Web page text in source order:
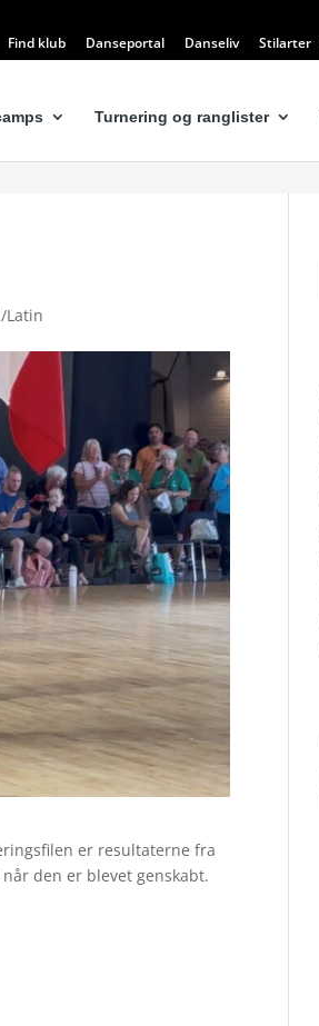
Find klub Danseportal Danseliv Stilarter
Turnering og ranglister
Latin
er resultaterne fra
den er blevet genskabt.